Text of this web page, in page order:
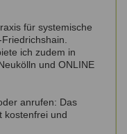
für systemische
ich zudem in
und ONLINE
anrufen: Das
kostenfrei und